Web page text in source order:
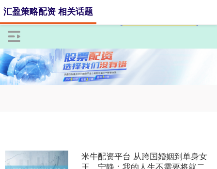
汇盈策略配资 相关话题
米牛配资平台 从跨国婚姻到单身女
王，宁静：我的人生不需要将就二